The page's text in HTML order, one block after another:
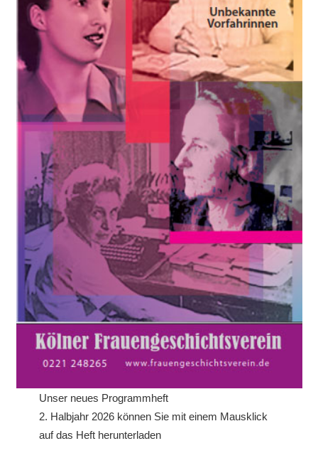
Unser neues Programmheft
2. Halbjahr 2026 können Sie mit einem Mausklick
auf das Heft herunterladen